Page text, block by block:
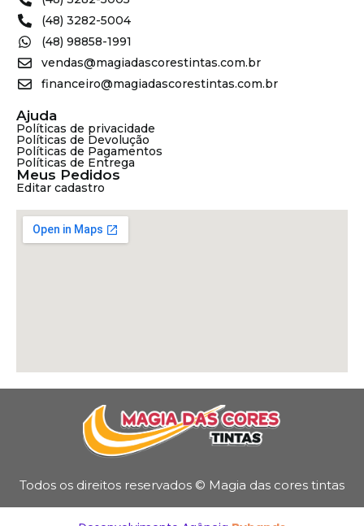
(48) 3282-5004
(48) 98858-1991
vendas@magiadascorestintas.com.br
financeiro@magiadascorestintas.com.br
Ajuda
Políticas de privacidade
Políticas de Devolução
Políticas de Pagamentos
Políticas de Entrega
Meus Pedidos
Editar cadastro
Todos os direitos reservados © Magia das cores tintas